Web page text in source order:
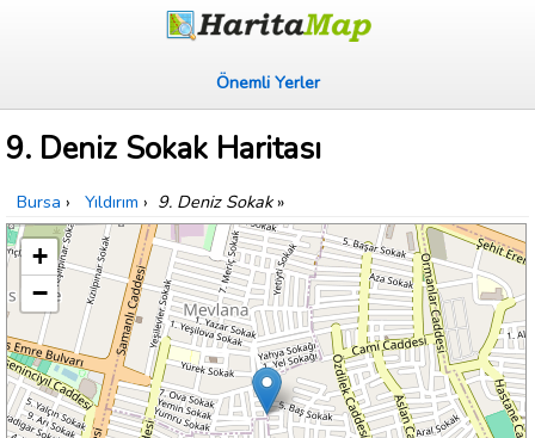
Önemli Yerler
9. Deniz Sokak Haritası
Bursa › Yıldırım › 9. Deniz Sokak»
+
−